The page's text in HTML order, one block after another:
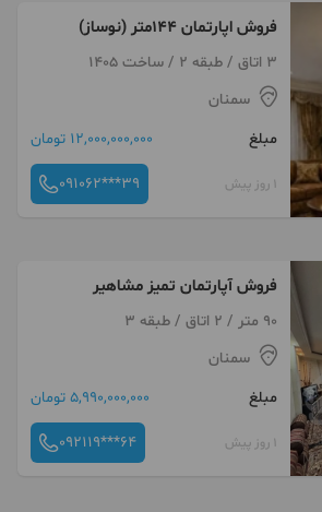
فروش اپارتمان ۱۴۴متر (نوساز)
3 اتاق / طبقه 2 / ساخت 1405
سمنان
مبلغ
12,000,000,000 تومان
1 روز پیش 091062***39
فروش آپارتمان تمیز مشاهیر
90 متر / 2 اتاق / طبقه 3
سمنان
مبلغ
5,990,000,000 تومان
1 روز پیش 092119***64